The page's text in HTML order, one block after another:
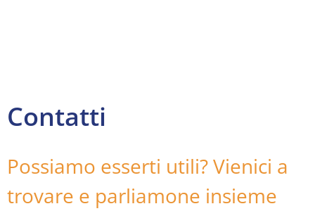
Contatti
Possiamo esserti utili? Vienici a
trovare e parliamone insieme